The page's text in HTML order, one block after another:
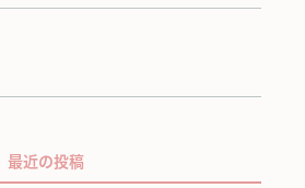
最近の投稿